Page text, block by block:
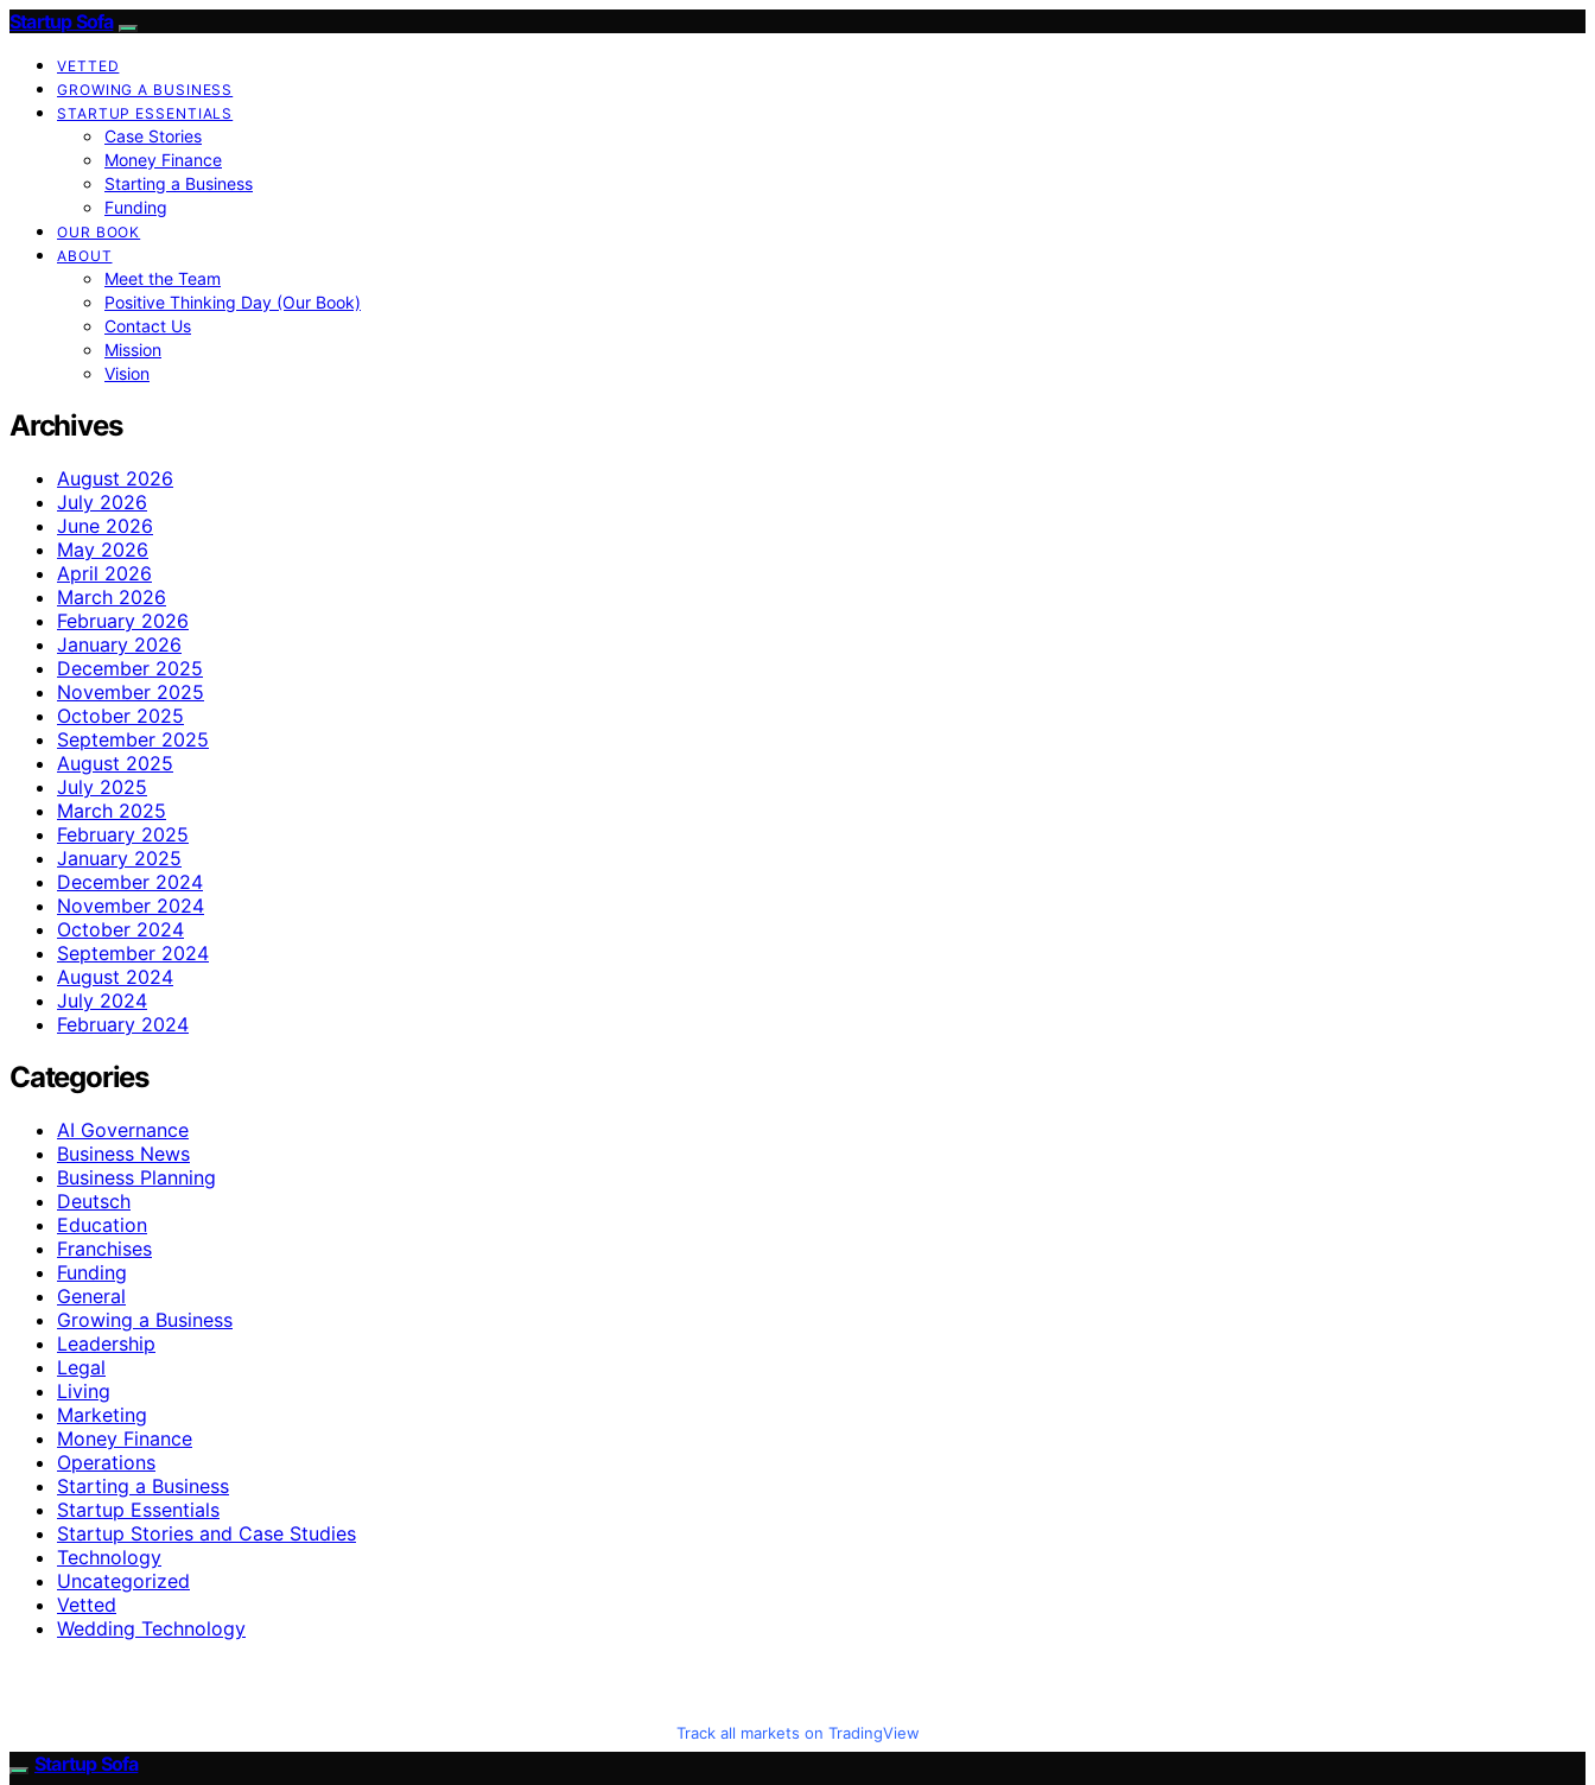
Startup Sofa
VETTED
GROWING A BUSINESS
STARTUP ESSENTIALS
Case Stories
Money Finance
Starting a Business
Funding
OUR BOOK
ABOUT
Meet the Team
Positive Thinking Day (Our Book)
Contact Us
Mission
Vision
Archives
August 2026
July 2026
June 2026
May 2026
April 2026
March 2026
February 2026
January 2026
December 2025
November 2025
October 2025
September 2025
August 2025
July 2025
March 2025
February 2025
January 2025
December 2024
November 2024
October 2024
September 2024
August 2024
July 2024
February 2024
Categories
AI Governance
Business News
Business Planning
Deutsch
Education
Franchises
Funding
General
Growing a Business
Leadership
Legal
Living
Marketing
Money Finance
Operations
Starting a Business
Startup Essentials
Startup Stories and Case Studies
Technology
Uncategorized
Vetted
Wedding Technology
Track all markets on TradingView
Startup Sofa